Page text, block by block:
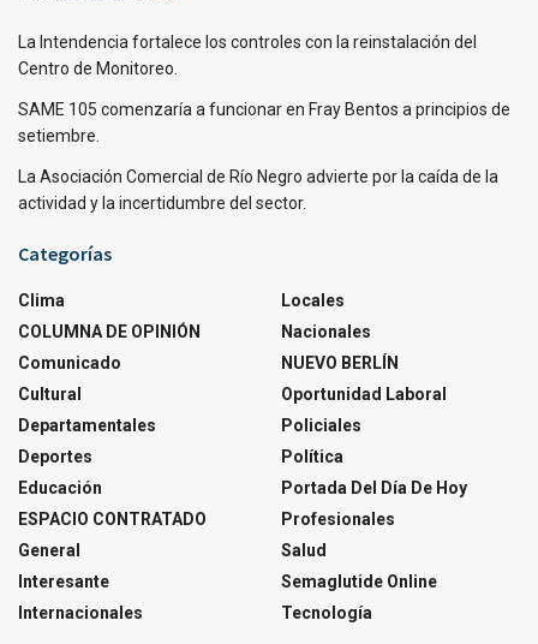
La Intendencia fortalece los controles con la reinstalación del
Centro de Monitoreo.
SAME 105 comenzaría a funcionar en Fray Bentos a principios de
setiembre.
La Asociación Comercial de Río Negro advierte por la caída de la
actividad y la incertidumbre del sector.
Categorías
Clima
COLUMNA DE OPINIÓN
Comunicado
Cultural
Departamentales
Deportes
Educación
ESPACIO CONTRATADO
General
Interesante
Internacionales
Locales
Nacionales
NUEVO BERLÍN
Oportunidad Laboral
Policiales
Política
Portada Del Día De Hoy
Profesionales
Salud
Semaglutide Online
Tecnología